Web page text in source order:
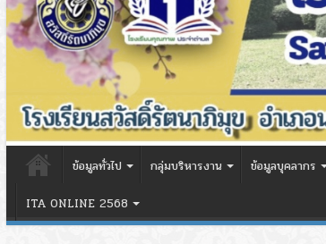
ข้อมูลทั่วไป กลุ่มบริหารงาน ข้อมูลบุคลากร
ITA ONLINE 2568